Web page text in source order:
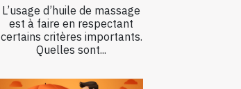
L’usage d’huile de massage
est à faire en respectant
certains critères importants.
Quelles sont...